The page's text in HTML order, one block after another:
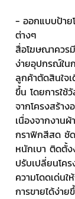
- ออกแบบป้าย
ต่างๆ
สื่อโฆษณาควรมี
ง่ายอุปกรณ์ใน
ลูกค้าตัดสินใจ
ขึ้น โดยการใช้
จากโครงสร้าง
เนื่องจากงาน
กราฟิกสีสด ชัด
หนักเบา ติดตั้ง
ปรับเปลี่ยนโค
ความโดดเด่น
การขายได้ง่าย